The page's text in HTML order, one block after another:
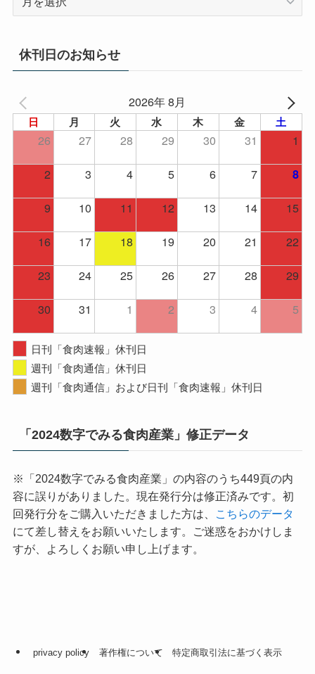
イ
ブ
休刊日のお知らせ
2026年 8月
日 月 火 水 木 金 土
26 27 28 29 30 31
1
2
3 4 5 6 7 8
9 10 11 12 13 14
15
16
17 18 19 20 21
22
23
24 25 26 27 28
29
30
31 1 2 3 4 5
日刊「食肉速報」休刊日
週刊「食肉通信」休刊日
週刊「食肉通信」および日刊「食肉速報」休刊日
「2024数字でみる食肉産業」修正データ
※「2024数字でみる食肉産業」の内容のうち449頁の内
容に誤りがありました。現在発行分は修正済みです。初
回発行分をご購入いただきました方は、
こちらのデータ
にて差し替えをお願いいたします。ご迷惑をおかけしま
すが、よろしくお願い申し上げます。
privacy policy 著作権について 特定商取引法に基づく表示